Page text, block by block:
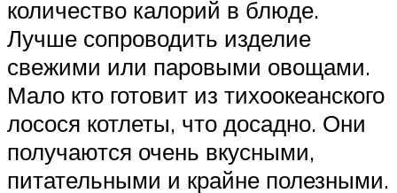
количество калорий в блюде.
Лучше сопроводить изделие
свежими или паровыми овощами.
Мало кто готовит из тихоокеанского
лосося котлеты, что досадно. Они
получаются очень вкусными,
питательными и крайне полезными.